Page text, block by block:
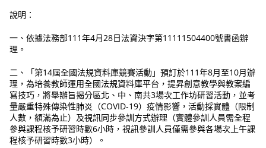
說明：
一、依據法務部111年4月28日法資決字第11111504400號書函辦
理。
二、「第14屆全國法規資料庫競賽活動」預訂於111年8月至10月辦
理，為培養教師運用全國法規資料庫平台，提昇創意教學與教案編
寫技巧，將舉辦旨揭分區北、中、南共3場次工作坊研習活動，並考
量嚴重特殊傳染性肺炎（COVID-19）疫情影響，活動採實體（限制
人數，額滿為止）及視訊同步參訓方式辦理（實體參訓人員需全程
參與課程核予研習時數6小時，視訊參訓人員僅需參與各場次上午課
程核予研習時數3小時）。